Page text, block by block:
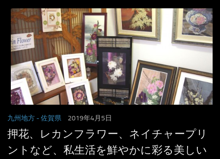
九州地方 - 佐賀県 2019年4月5日
押花、レカンフラワー、ネイチャープリ
ントなど、私生活を鮮やかに彩る美しい